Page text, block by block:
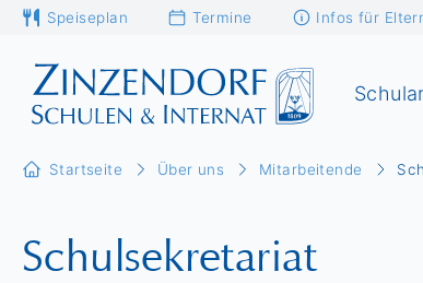
Speiseplan Termine Infos für
Startseite Über uns Mitarbeitende
Schulsekretariat